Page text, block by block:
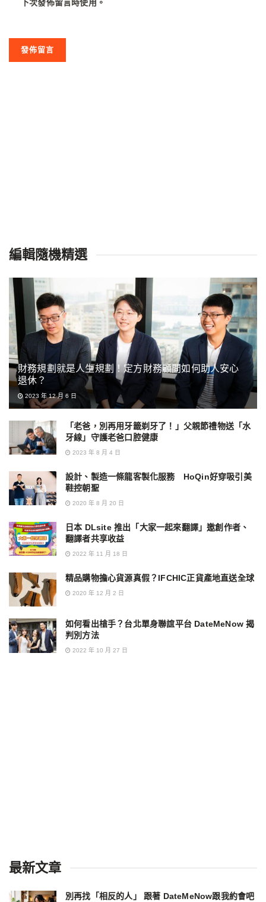
下次發佈留言時使用。
編輯隨機精選
財務規劃就是人生規劃！定方財務顧問如何助人安心
退休？
2023 年 12 月 6 日
「老爸，別再用牙籤剃牙了！」父親節禮物送「水
牙線」守護老爸口腔健康
2023 年 8 月 4 日
設計、製造一條龍客製化服務 HoQin好穿吸引美
鞋控朝聖
2020 年 8 月 20 日
日本 DLsite 推出「大家一起來翻譯」邀創作者、
翻譯者共享收益
2022 年 11 月 18 日
精品購物擔心貨源真假？IFCHIC正貨產地直送全球
2020 年 12 月 2 日
如何看出槍手？台北單身聯誼平台 DateMeNow 揭
判別方法
2022 年 10 月 27 日
最新文章
別再找「相反的人」 跟著 DateMeNow跟我約會吧